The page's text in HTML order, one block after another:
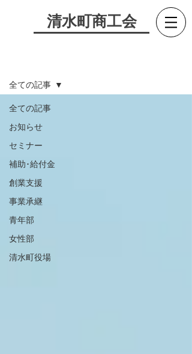
​清水町商工会
全ての記事
お知らせ
セミナー
補助･給付金
創業支援
事業承継
青年部
女性部
清水町役場
全ての記事